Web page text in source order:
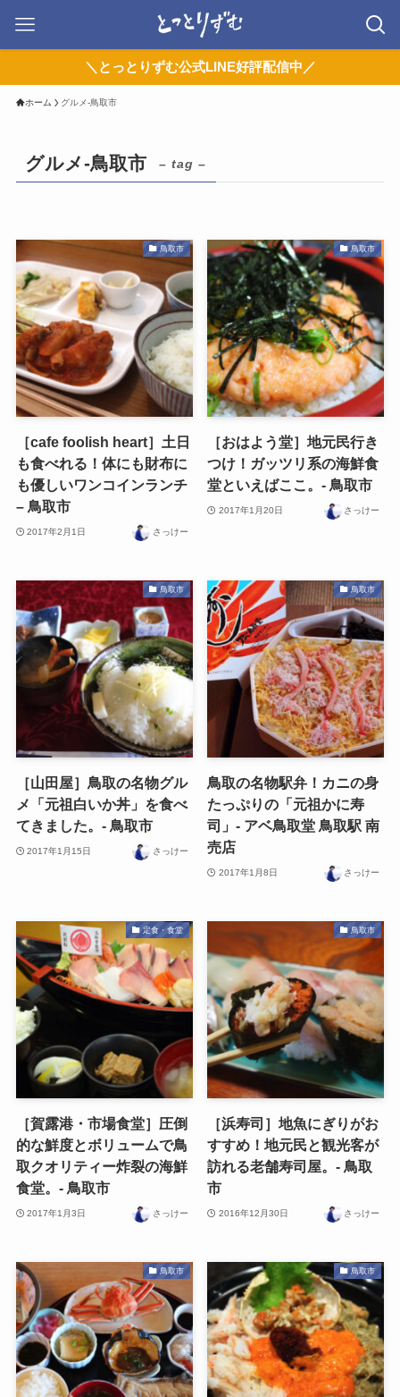
＼とっとりずむ公式LINE好評配信中／
ホーム グルメ-鳥取市
グルメ-鳥取市 – tag –
鳥取市
［cafe foolish heart］土日
も食べれる！体にも財布に
も優しいワンコインランチ
– 鳥取市
2017年2月1日 さっけー
鳥取市
［おはよう堂］地元民行き
つけ！ガッツリ系の海鮮食
堂といえばここ。- 鳥取市
2017年1月20日 さっけー
鳥取市
［山田屋］鳥取の名物グル
メ「元祖白いか丼」を食べ
てきました。- 鳥取市
2017年1月15日 さっけー
鳥取市
鳥取の名物駅弁！カニの身
たっぷりの「元祖かに寿
司」- アベ鳥取堂 鳥取駅 南
売店
2017年1月8日 さっけー
定食・食堂
［賀露港・市場食堂］圧倒
的な鮮度とボリュームで鳥
取クオリティー炸裂の海鮮
食堂。- 鳥取市
2017年1月3日 さっけー
鳥取市
［浜寿司］地魚にぎりがお
すすめ！地元民と観光客が
訪れる老舗寿司屋。- 鳥取
市
2016年12月30日 さっけー
鳥取市 鳥取市